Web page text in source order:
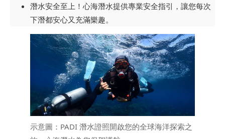
潛水安全至上！心海潛水提供專業安全指引，讓您每次
下潛都安心又充滿樂趣。
示意圖：PADI 潛水證照開啟您的全球海洋探索之